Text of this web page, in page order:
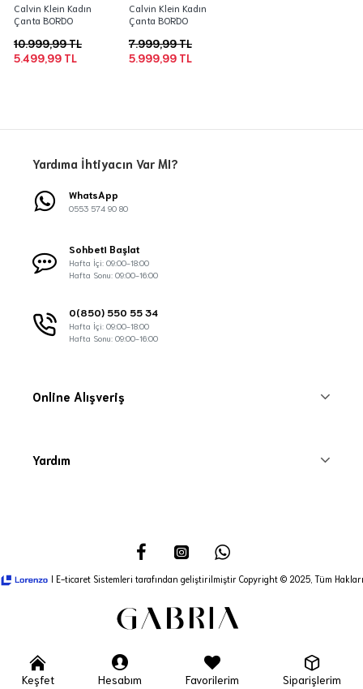
Calvin Klein Kadın
Çanta BORDO
5.499,99 TL
10.999,99 TL
Calvin Klein Kadın
Çanta BORDO
5.999,99 TL
7.999,99 TL
Yardıma İhtiyacın Var MI?
WhatsApp
0553 574 90 80
Sohbeti Başlat
Hafta İçi: 09:00-18:00
Hafta Sonu: 09:00-16:00
0(850) 550 55 34
Hafta İçi: 09:00-18:00
Hafta Sonu: 09:00-16:00
Online Alışveriş
Yardım
I E-ticaret Sistemleri tarafından geliştirilmiştir Copyright © 2025, Tüm Hakları
Keşfet Hesabım Favorilerim Siparişlerim